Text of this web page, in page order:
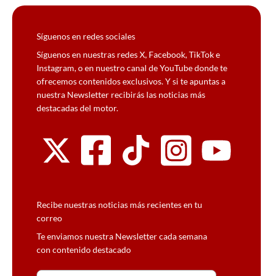
Síguenos en redes sociales
Síguenos en nuestras redes X, Facebook, TikTok e
Instagram, o en nuestro canal de YouTube donde te
ofrecemos contenidos exclusivos. Y si te apuntas a
nuestra Newsletter recibirás las noticias más
destacadas del motor.
Recibe nuestras noticias más recientes en tu
correo
Te enviamos nuestra Newsletter cada semana
con contenido destacado